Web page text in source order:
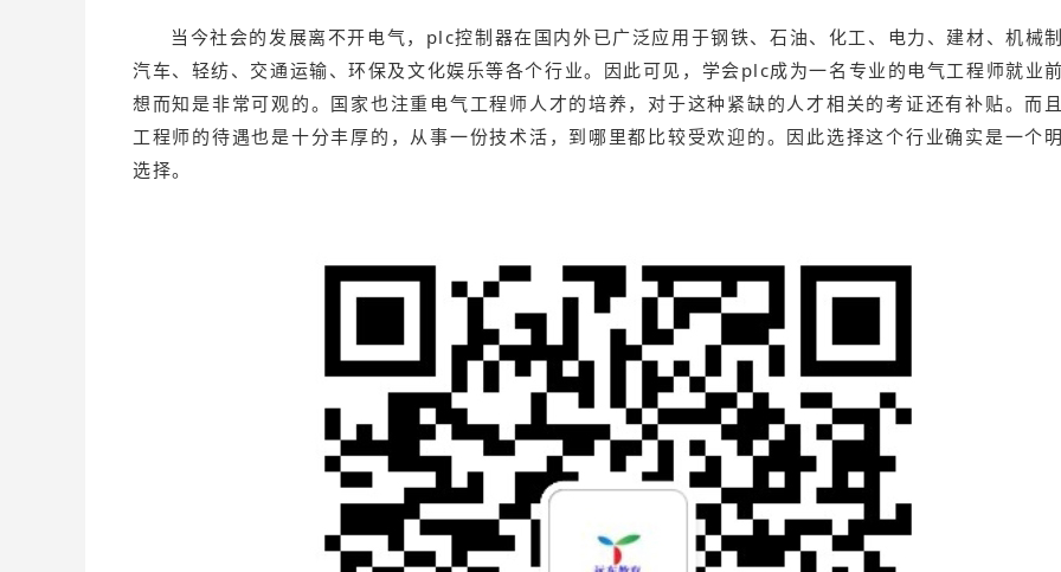
当今社会的发展离不开电气，plc控制器在国内外已广泛应用于钢铁、石油、化工、电力、建材、机械
汽车、轻纺、交通运输、环保及文化娱乐等各个行业。因此可见，学会plc成为一名专业的电气工程师就业
想而知是非常可观的。国家也注重电气工程师人才的培养，对于这种紧缺的人才相关的考证还有补贴。而
工程师的待遇也是十分丰厚的，从事一份技术活，到哪里都比较受欢迎的。因此选择这个行业确实是一个
选择。